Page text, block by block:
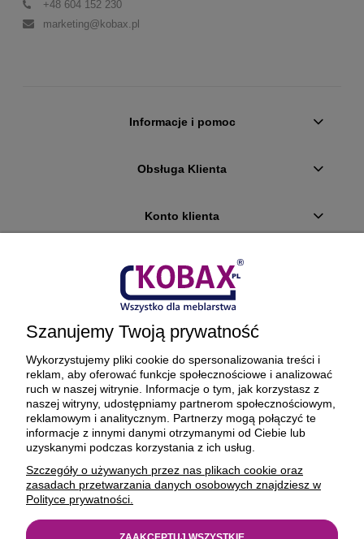
+48 604 152 230
marketing@kobax.pl
Informacje i pomoc
Obsługa Klienta
Konto klienta
Płatności i dostawa
Ciekawostki
O firmie
BEZPIECZNE PŁATNOŚCI ORAZ DOSTAWA
Szanujemy Twoją prywatność
Wykorzystujemy pliki cookie do spersonalizowania treści i
reklam, aby oferować funkcje społecznościowe i analizować
ruch w naszej witrynie. Informacje o tym, jak korzystasz z
naszej witryny, udostępniamy partnerom społecznościowym,
reklamowym i analitycznym. Partnerzy mogą połączyć te
informacje z innymi danymi otrzymanymi od Ciebie lub
uzyskanymi podczas korzystania z ich usług.
Szczegóły o używanych przez nas plikach cookie oraz
zasadach przetwarzania danych osobowych znajdziesz w
Polityce prywatności.